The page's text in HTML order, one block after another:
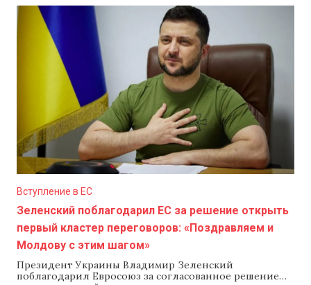
Еще трое погибших были гражданами Румынии. В
МИД Молдовы сообщили, что среди девяти
Вступление в ЕС
Зеленский поблагодарил ЕС за решение открыть
первый кластер переговоров: «Поздравляем и
Молдову с этим шагом»
Президент Украины Владимир Зеленский
поблагодарил Евросоюз за согласованное решение